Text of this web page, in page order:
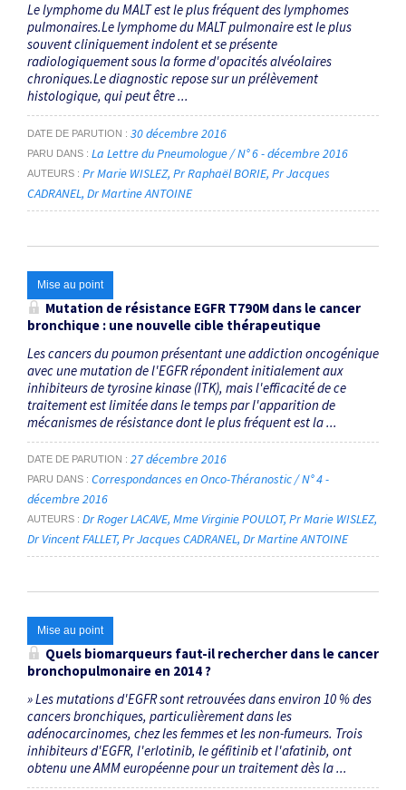
Le lymphome du MALT est le plus fréquent des lymphomes
pulmonaires.Le lymphome du MALT pulmonaire est le plus
souvent cliniquement indolent et se présente
radiologiquement sous la forme d'opacités alvéolaires
chroniques.Le diagnostic repose sur un prélèvement
histologique, qui peut être ...
DATE DE PARUTION 30 décembre 2016
PARU DANS La Lettre du Pneumologue / N° 6 - décembre 2016
AUTEURS Pr Marie WISLEZ Pr Raphaël BORIE Pr Jacques
CADRANEL Dr Martine ANTOINE
Mise au point
Mutation de résistance EGFR T790M dans le cancer
bronchique : une nouvelle cible thérapeutique
Les cancers du poumon présentant une addiction oncogénique
avec une mutation de l'EGFR répondent initialement aux
inhibiteurs de tyrosine kinase (ITK), mais l'efficacité de ce
traitement est limitée dans le temps par l'apparition de
mécanismes de résistance dont le plus fréquent est la ...
DATE DE PARUTION 27 décembre 2016
PARU DANS
Correspondances en Onco-Théranostic / N° 4 -
décembre 2016
AUTEURS Dr Roger LACAVE Mme Virginie POULOT Pr Marie WISLEZ
Dr Vincent FALLET Pr Jacques CADRANEL Dr Martine ANTOINE
Mise au point
Quels biomarqueurs faut-il rechercher dans le cancer
bronchopulmonaire en 2014 ?
» Les mutations d'EGFR sont retrouvées dans environ 10 % des
cancers bronchiques, particulièrement dans les
adénocarcinomes, chez les femmes et les non-fumeurs. Trois
inhibiteurs d'EGFR, l'erlotinib, le géfitinib et l'afatinib, ont
obtenu une AMM européenne pour un traitement dès la ...